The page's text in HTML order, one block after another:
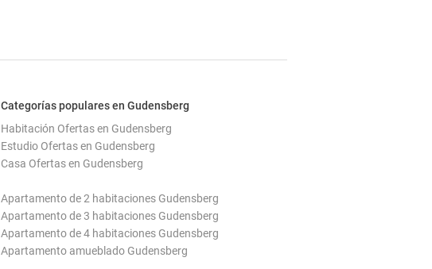
Categorías populares en Gudensberg
Habitación Ofertas en Gudensberg
Estudio Ofertas en Gudensberg
Casa Ofertas en Gudensberg
Apartamento de 2 habitaciones Gudensberg
Apartamento de 3 habitaciones Gudensberg
Apartamento de 4 habitaciones Gudensberg
Apartamento amueblado Gudensberg